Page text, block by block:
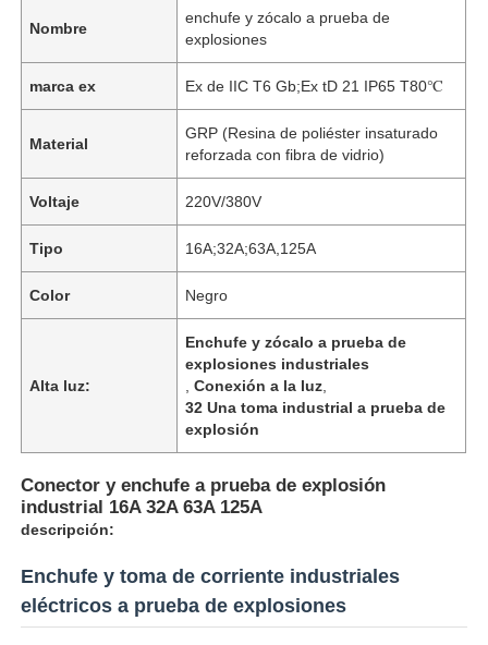
Nombre
enchufe y zócalo a prueba de
explosiones
marca ex Ex de IIC T6 Gb;Ex tD 21 IP65 T80℃
Material
GRP (Resina de poliéster insaturado
reforzada con fibra de vidrio)
Voltaje 220V/380V
Tipo 16A;32A;63A,125A
Color Negro
Alta luz:
Enchufe y zócalo a prueba de
explosiones industriales
,Conexión a la luz
32 Una toma industrial a prueba de
explosión
Conector y enchufe a prueba de explosión
industrial 16A 32A 63A 125A
descripción:
Enchufe y toma de corriente industriales
eléctricos a prueba de explosiones